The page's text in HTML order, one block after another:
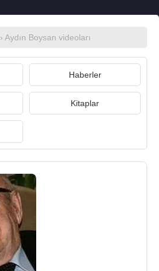
› Aydın Boysan videoları
Haberler
Kitaplar